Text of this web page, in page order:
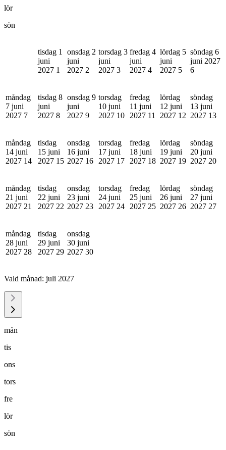
lör
sön
tisdag 1
juni
2027 1
onsdag 2
juni
2027 2
torsdag 3
juni
2027 3
fredag 4
juni
2027 4
lördag 5
juni
2027 5
söndag 6
juni 2027
6
måndag
7 juni
2027 7
tisdag 8
juni
2027 8
onsdag 9
juni
2027 9
torsdag
10 juni
2027 10
fredag
11 juni
2027 11
lördag
12 juni
2027 12
söndag
13 juni
2027 13
måndag
14 juni
2027 14
tisdag
15 juni
2027 15
onsdag
16 juni
2027 16
torsdag
17 juni
2027 17
fredag
18 juni
2027 18
lördag
19 juni
2027 19
söndag
20 juni
2027 20
måndag
21 juni
2027 21
tisdag
22 juni
2027 22
onsdag
23 juni
2027 23
torsdag
24 juni
2027 24
fredag
25 juni
2027 25
lördag
26 juni
2027 26
söndag
27 juni
2027 27
måndag
28 juni
2027 28
tisdag
29 juni
2027 29
onsdag
30 juni
2027 30
Vald månad: juli 2027
mån
tis
ons
tors
fre
lör
sön